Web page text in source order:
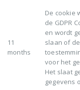
11
months
De cookie
de GDPR
en wordt
slaan of
voor het
Het slaat
gegevens